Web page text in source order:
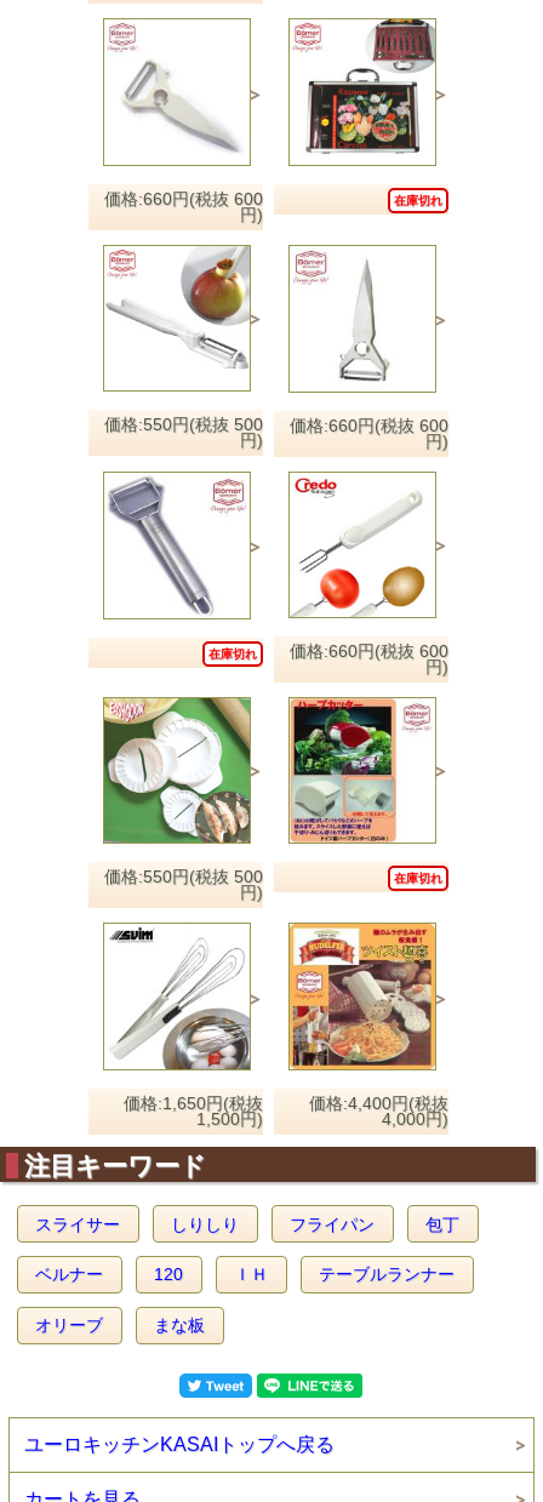
価格:660円(税抜 600
円)
在庫切れ
価格:550円(税抜 500
円)
価格:660円(税抜 600
円)
在庫切れ
価格:660円(税抜 600
円)
価格:550円(税抜 500
円)
在庫切れ
価格:1,650円(税抜
1,500円)
価格:4,400円(税抜
4,000円)
注目キーワード
スライサー しりしり フライパン 包丁
ベルナー 120 ＩＨ テーブルランナー
オリーブ まな板
ユーロキッチンKASAIトップへ戻る